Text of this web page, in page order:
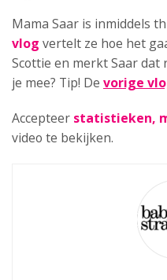
Mama Saar is inmiddels
vlog vertelt ze hoe het
Scottie en merkt Saar
je mee? Tip! De vorige
Accepteer statistieken,
video te bekijken.